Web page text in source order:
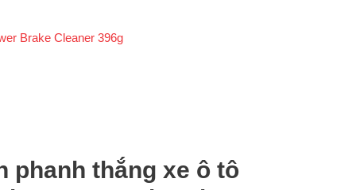
Brake Cleaner 396g
phanh thắng xe ô tô